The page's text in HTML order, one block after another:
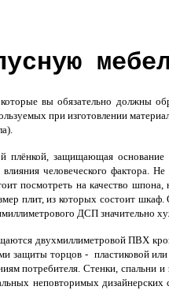
вы обязательно должны
при изготовлении
плёнкой, защищающая
человеческого фактора.
посмотреть на качество
плит, из которых состоит
ДСП
двухмиллиметровой ПВХ
защиты торцов - пластиковой
потребителя. Стенки,
неповторимых